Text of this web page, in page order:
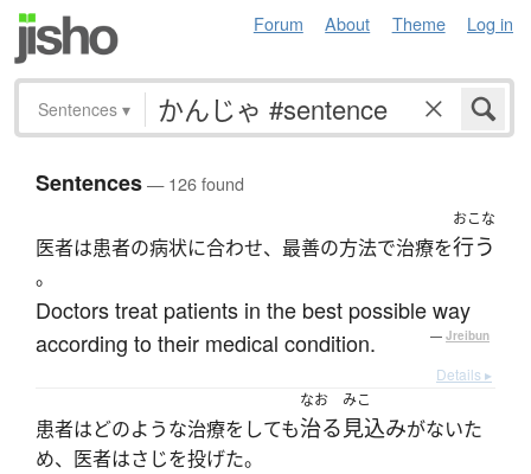
Forum About Theme Log in
Sentences ▾
Sentences— 126 found
医者は患者の病状に合わせ、最善の方法で治療を
おこな
行う
。
Doctors treat patients in the best possible way
according to their medical condition.
— Jreibun
Details ▸
患者はどのような治療をしても
なお
治る
みこ
見込みがないた
め、医者はさじを投げた。